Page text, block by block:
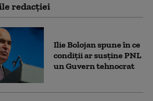
redacţiei
Ilie Bolojan spune în ce
condiții ar susține PNL
un Guvern tehnocrat